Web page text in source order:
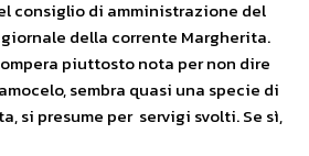
consiglio di amministrazione del
della corrente Margherita.
piuttosto nota per non dire
sembra quasi una specie di
si presume per servigi svolti. Se sì,